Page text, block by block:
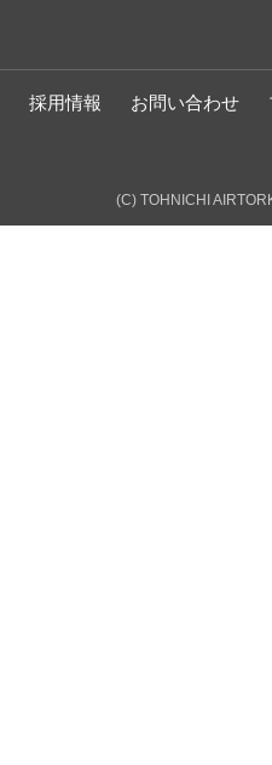
採用情報 お問い合わせ
(C) TOHNICHI